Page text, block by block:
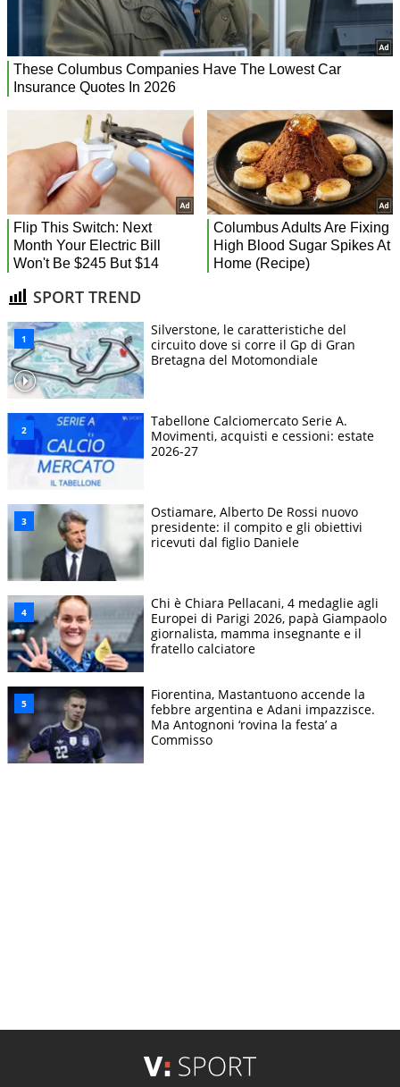
SPORT TREND
Silverstone, le caratteristiche del
circuito dove si corre il Gp di Gran
Bretagna del Motomondiale
Tabellone Calciomercato Serie A.
Movimenti, acquisti e cessioni: estate
2026-27
Ostiamare, Alberto De Rossi nuovo
presidente: il compito e gli obiettivi
ricevuti dal figlio Daniele
Chi è Chiara Pellacani, 4 medaglie agli
Europei di Parigi 2026, papà Giampaolo
giornalista, mamma insegnante e il
fratello calciatore
Fiorentina, Mastantuono accende la
febbre argentina e Adani impazzisce.
Ma Antognoni ‘rovina la festa’ a
Commisso